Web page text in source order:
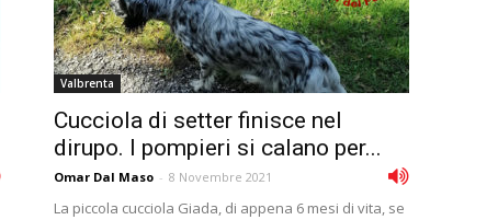
Valbrenta
Cucciola di setter finisce nel
dirupo. I pompieri si calano per...
Omar Dal Maso - 8 Novembre 2021
La piccola cucciola Giada, di appena 6 mesi di vita, se